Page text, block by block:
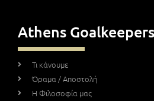
Athens
Τι κάνουμε
Όραμα / Αποστολή
Η Φιλοσοφία μας